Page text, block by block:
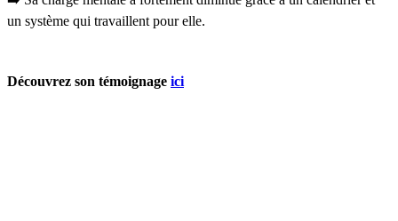
un système qui travaillent pour elle.
Découvrez son témoignage ici